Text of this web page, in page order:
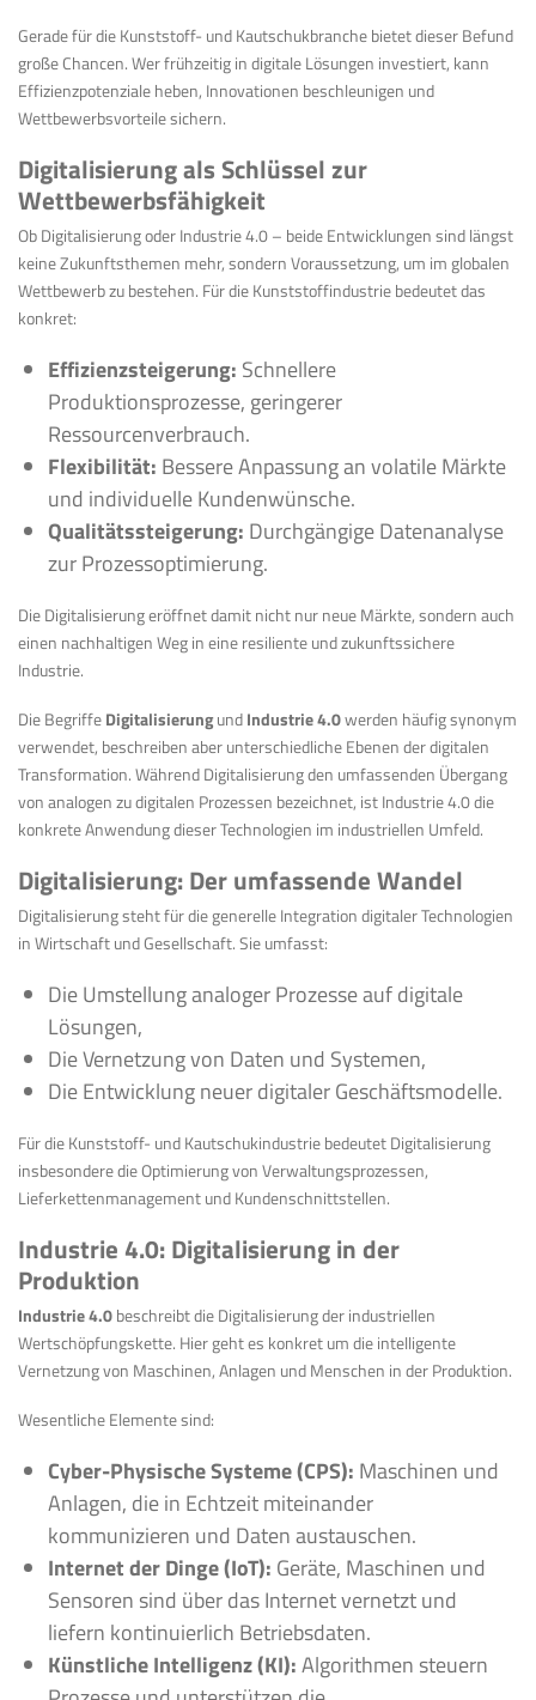
Gerade für die Kunststoff- und Kautschukbranche bietet dieser Befund
große Chancen. Wer frühzeitig in digitale Lösungen investiert, kann
Effizienzpotenziale heben, Innovationen beschleunigen und
Wettbewerbsvorteile sichern.
Digitalisierung als Schlüssel zur
Wettbewerbsfähigkeit
Ob Digitalisierung oder Industrie 4.0 – beide Entwicklungen sind längst
keine Zukunftsthemen mehr, sondern Voraussetzung, um im globalen
Wettbewerb zu bestehen. Für die Kunststoffindustrie bedeutet das
konkret:
Effizienzsteigerung: Schnellere
Produktionsprozesse, geringerer
Ressourcenverbrauch.
Flexibilität: Bessere Anpassung an volatile Märkte
und individuelle Kundenwünsche.
Qualitätssteigerung: Durchgängige Datenanalyse
zur Prozessoptimierung.
Die Digitalisierung eröffnet damit nicht nur neue Märkte, sondern auch
einen nachhaltigen Weg in eine resiliente und zukunftssichere
Industrie.
Die BegriffeDigitalisierungundIndustrie 4.0werden häufig synonym
verwendet, beschreiben aber unterschiedliche Ebenen der digitalen
Transformation. Während Digitalisierung den umfassenden Übergang
von analogen zu digitalen Prozessen bezeichnet, ist Industrie 4.0 die
konkrete Anwendung dieser Technologien im industriellen Umfeld.
Digitalisierung: Der umfassende Wandel
Digitalisierung steht für die generelle Integration digitaler Technologien
in Wirtschaft und Gesellschaft. Sie umfasst:
Die Umstellung analoger Prozesse auf digitale
Lösungen,
Die Vernetzung von Daten und Systemen,
Die Entwicklung neuer digitaler Geschäftsmodelle.
Für die Kunststoff- und Kautschukindustrie bedeutet Digitalisierung
insbesondere die Optimierung von Verwaltungsprozessen,
Lieferkettenmanagement und Kundenschnittstellen.
Industrie 4.0: Digitalisierung in der
Produktion
Industrie 4.0beschreibt die Digitalisierung der industriellen
Wertschöpfungskette. Hier geht es konkret um die intelligente
Vernetzung von Maschinen, Anlagen und Menschen in der Produktion.
Wesentliche Elemente sind:
Cyber-Physische Systeme (CPS): Maschinen und
Anlagen, die in Echtzeit miteinander
kommunizieren und Daten austauschen.
Internet der Dinge (IoT): Geräte, Maschinen und
Sensoren sind über das Internet vernetzt und
liefern kontinuierlich Betriebsdaten.
Künstliche Intelligenz (KI):Algorithmen steuern